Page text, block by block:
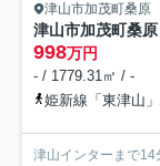
津山市加茂町桑原
津山市加茂町桑
998万円
- / 1779.31㎡ / -
姫新線「東津山」駅 バス
津山インターまで